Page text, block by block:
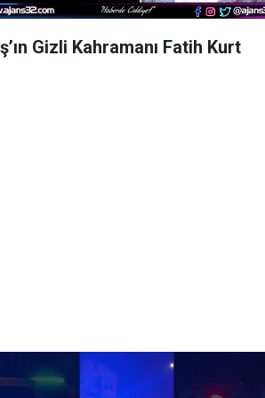
Gizli Kahramanı Fatih Kurt